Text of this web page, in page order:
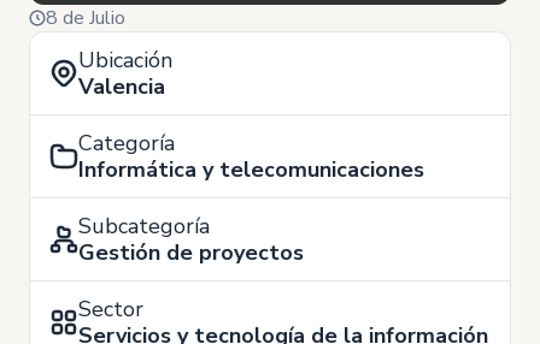
8 de Julio
Ubicación
Valencia
Categoría
Informática y telecomunicaciones
Subcategoría
Gestión de proyectos
Sector
Servicios y tecnología de la información